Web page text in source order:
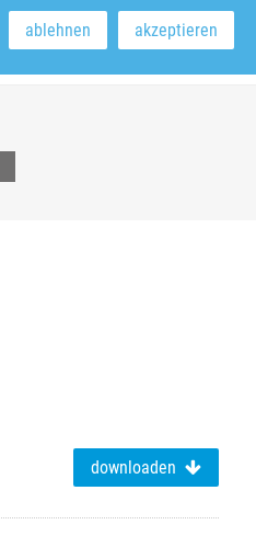
akzeptieren
ablehnen
downloaden